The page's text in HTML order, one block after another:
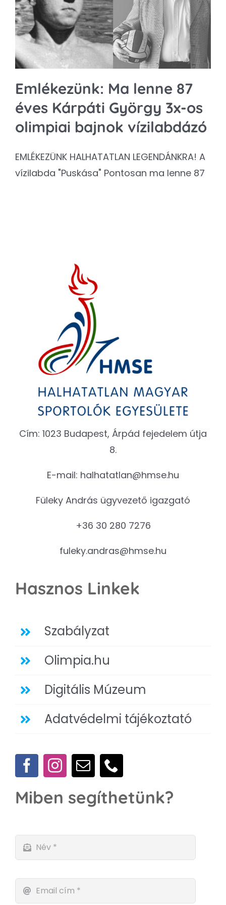
Kapcsolat
SEARCH
Emlékezünk: Ma lenne 87
éves Kárpáti György 3x-os
olimpiai bajnok vízilabdázó
EMLÉKEZÜNK HALHATATLAN LEGENDÁNKRA! A
vízilabda "Puskása" Pontosan ma lenne 87
Cím: 1023 Budapest, Árpád fejedelem útja
8.
E-mail: halhatatlan@hmse.hu
Füleky András ügyvezető igazgató
+36 30 280 7276
fuleky.andras@hmse.hu
Hasznos Linkek
Szabályzat
Olimpia.hu
Digitális Múzeum
Adatvédelmi tájékoztató
Miben segíthetünk?